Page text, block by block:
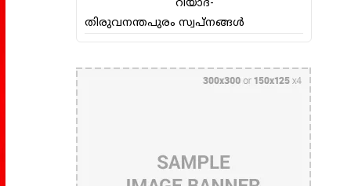
റിയാദ്-
തിരുവനന്തപുരം സ്വപ്നങ്ങള്‍